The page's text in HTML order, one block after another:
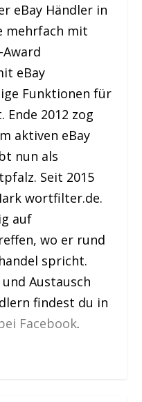
eBay Händler in
mehrfach mit
eBay
Funktionen für
2012 zog
aktiven eBay
nun als
Seit 2015
wortfilter.de.
auf
wo er rund
spricht.
Austausch
findest du in
Facebook.